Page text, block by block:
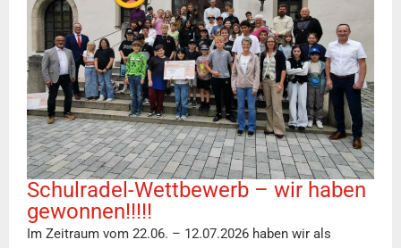
Schulradel-Wettbewerb – wir haben
gewonnen!!!!!
Im Zeitraum vom 22.06. – 12.07.2026 haben wir als